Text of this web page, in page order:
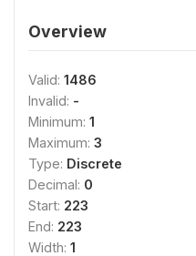
Overview
Valid: 1486
Invalid: -
Minimum: 1
Maximum: 3
Type: Discrete
Decimal: 0
Start: 223
End: 223
Width: 1